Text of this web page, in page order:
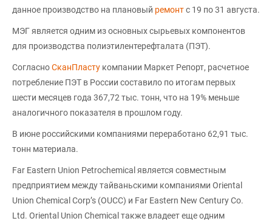
данное производство на плановый ремонтс 19 по 31 августа.
МЭГ является одним из основных сырьевых компонентов
для производства полиэтилентерефталата (ПЭТ).
СогласноСканПласту компании Маркет Репорт, расчетное
потребление ПЭТ в России составило по итогам первых
шести месяцев года 367,72 тыс. тонн, что на 19% меньше
аналогичного показателя в прошлом году.
В июне российскими компаниями переработано 62,91 тыс.
тонн материала.
Far Eastern Union Petrochemical является совместным
предприятием между тайваньскими компаниями Oriental
Union Chemical Corp’s (OUCC) и Far Eastern New Century Co.
Ltd. Oriental Union Chemical также владеет еще одним